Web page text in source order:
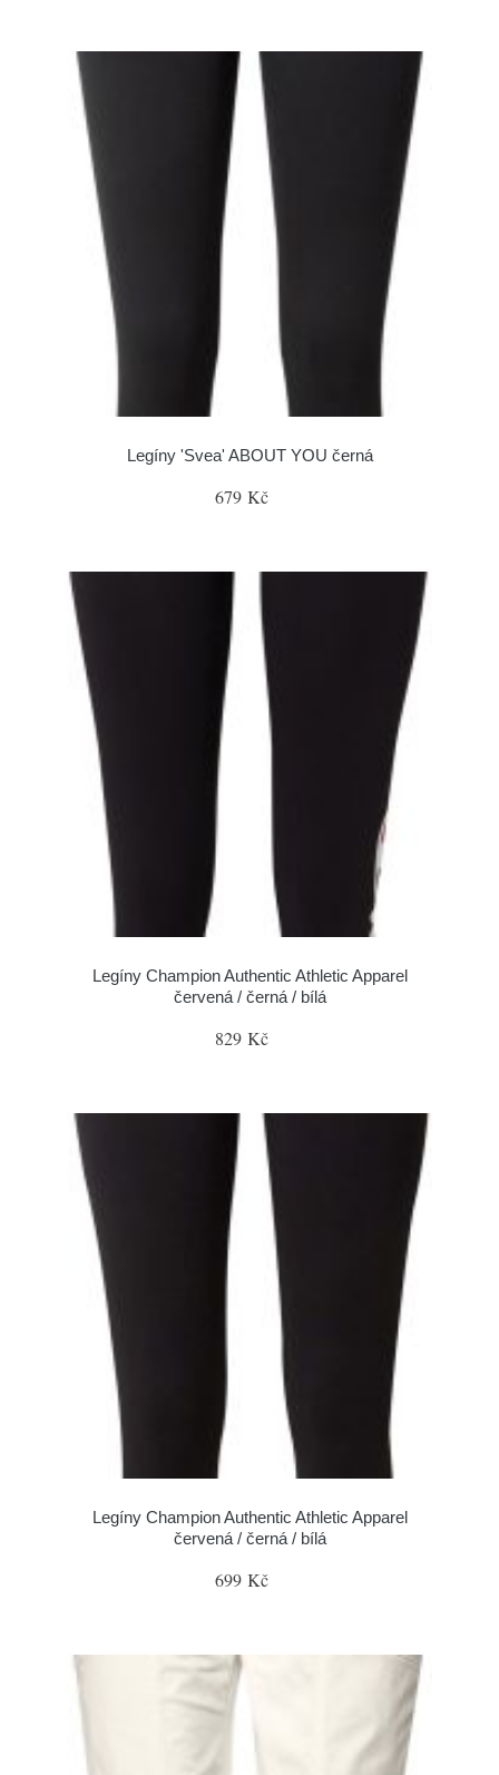
Legíny 'Svea' ABOUT YOU černá
679 Kč
Legíny Champion Authentic Athletic Apparel
červená / černá / bílá
829 Kč
Legíny Champion Authentic Athletic Apparel
červená / černá / bílá
699 Kč